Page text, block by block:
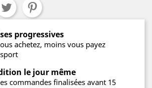
progressives
achetez, moins vous payez
le jour même
commandes finalisées avant 15